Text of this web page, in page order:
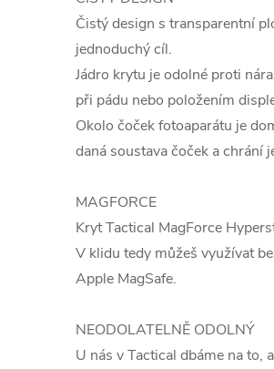
Čistý design s transparentní
jednoduchý cíl.
Jádro krytu je odolné proti
při pádu nebo položením
Okolo čoček fotoaparátu je
daná soustava čoček a chrání
MAGFORCE
Kryt Tactical MagForce
V klidu tedy můžeš využívat
Apple MagSafe.
NEODOLATELNĚ ODOLNÝ
U nás v Tactical dbáme na to,